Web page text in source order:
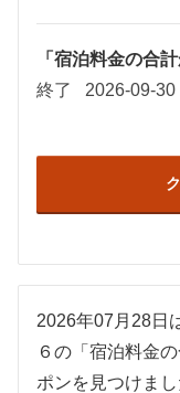
「宿泊料金の合
終了
2026-09-30
2026年07月28日
６の「宿泊料金
ポンを見つけまし